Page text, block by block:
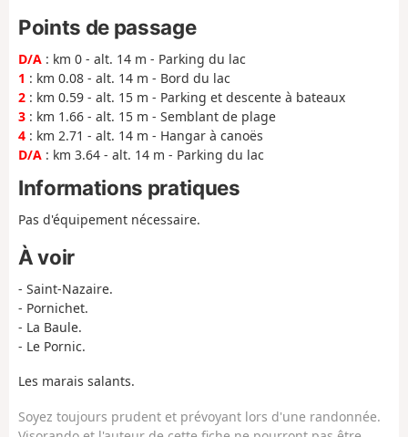
Points de passage
D/A : km 0 - alt. 14 m - Parking du lac
1 : km 0.08 - alt. 14 m - Bord du lac
2 : km 0.59 - alt. 15 m - Parking et descente à bateaux
3 : km 1.66 - alt. 15 m - Semblant de plage
4 : km 2.71 - alt. 14 m - Hangar à canoës
D/A : km 3.64 - alt. 14 m - Parking du lac
Informations pratiques
Pas d'équipement nécessaire.
À voir
- Saint-Nazaire.
- Pornichet.
- La Baule.
- Le Pornic.
Les marais salants.
Soyez toujours prudent et prévoyant lors d'une randonnée.